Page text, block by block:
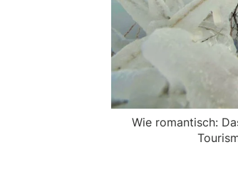
Wie romantisch: